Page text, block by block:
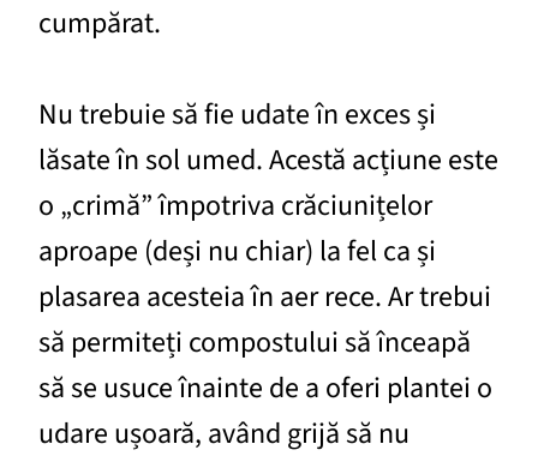
cumpărat.
Nu trebuie să fie udate în exces și
lăsate în sol umed. Acestă acțiune este
o „crimă” împotriva crăciunițelor
aproape (deși nu chiar) la fel ca și
plasarea acesteia în aer rece. Ar trebui
să permiteți compostului să înceapă
să se usuce înainte de a oferi plantei o
udare ușoară, având grijă să nu